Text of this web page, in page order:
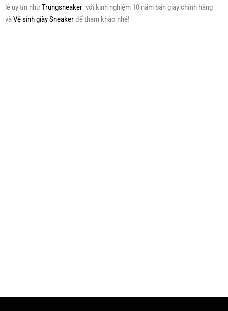
lẻ uy tín nhưTrungsneaker với kinh nghiệm 10 năm bán giày chính hãng
vàVệ sinh giày Sneakerđể tham khảo nhé!